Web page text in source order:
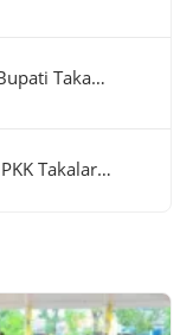
Taka…
Takalar…